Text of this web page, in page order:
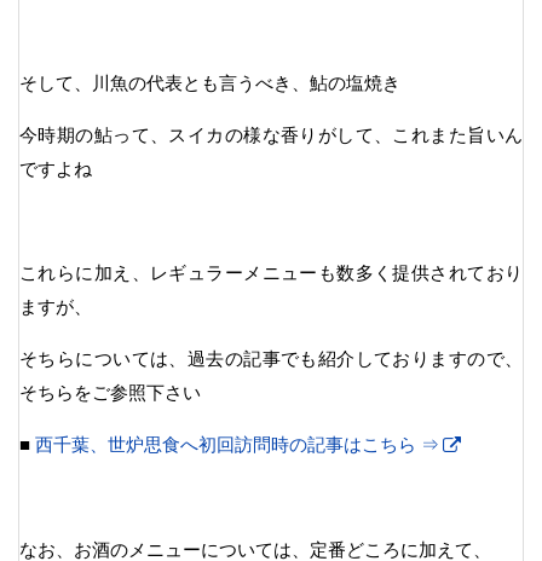
そして、川魚の代表とも言うべき、鮎の塩焼き
今時期の鮎って、スイカの様な香りがして、これまた旨いん
ですよね
これらに加え、レギュラーメニューも数多く提供されており
ますが、
そちらについては、過去の記事でも紹介しておりますので、
そちらをご参照下さい
■ 西千葉、世炉思食へ初回訪問時の記事はこちら ⇒
なお、お酒のメニューについては、定番どころに加えて、